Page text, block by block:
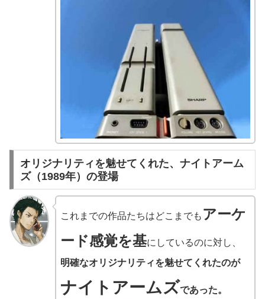
オリジナリティを魅せてくれた、ナイトアーム
ズ（1989年）の登場
これまでの作品たちはどこまでも アーケ
ード感覚を基にしているのに対し、
明確なオリジナリティを魅せてくれたのが
ナイトアームズであった。